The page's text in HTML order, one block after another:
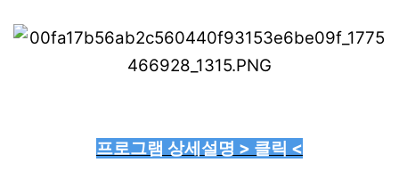
프로그램 상세설명 > 클릭 <